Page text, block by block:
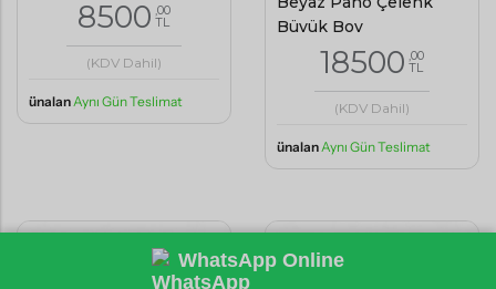
8500 ,00
TL
(KDV Dahil)
ünalanAynı Gün Teslimat
Büyük Boy
18500 ,00
TL
(KDV Dahil)
ünalan Aynı Gün Teslimat
WhatsApp Online